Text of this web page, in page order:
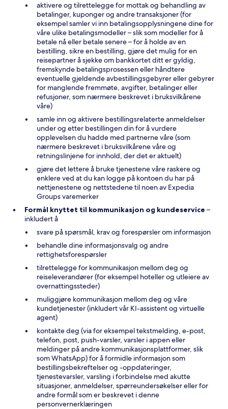
aktivere og tilrettelegge for mottak og behandling av
betalinger, kuponger og andre transaksjoner (for
eksempel samler vi inn betalingsopplysningene dine for
våre ulike betalingsmodeller – slik som modeller for å
betale nå eller betale senere – for å holde av en
bestilling, sikre en bestilling, gjøre det mulig for en
reisepartner å sjekke om bankkortet ditt er gyldig,
fremskynde betalingsprosessen eller håndtere
eventuelle gjeldende avbestillingsgebyrer eller gebyrer
for manglende fremmøte, avgifter, betalinger eller
refusjoner, som nærmere beskrevet i bruksvilkårene
våre)
samle inn og aktivere bestillingsrelaterte anmeldelser
under og etter bestillingen din for å vurdere
opplevelsen du hadde med partnerne våre (som
nærmere beskrevet i bruksvilkårene våre og
retningslinjene for innhold, der det er aktuelt)
gjøre det lettere å bruke tjenestene våre raskere og
enklere ved at du kan logge på kontoen du har på
nettjenestene og nettstedene til noen av Expedia
Groups varemerker
Formål knyttet til kommunikasjon og kundeservice –
inkludert å
svare på spørsmål, krav og forespørsler om informasjon
behandle dine informasjonsvalg og andre
rettighetsforespørsler
tilrettelegge for kommunikasjon mellom deg og
reiseleverandører (for eksempel hoteller og utleiere av
overnattingssteder)
muliggjøre kommunikasjon mellom deg og våre
kundetjenester (inkludert vår KI-assistent og virtuelle
agent)
kontakte deg (via for eksempel tekstmelding, e-post,
telefon, post, push-varsler, varsler i appen eller
meldinger på andre kommunikasjonsplattformer, slik
som WhatsApp) for å formidle informasjon som
bestillingsbekreftelser og -oppdateringer,
tjenestevarsler, varsling i forbindelse med akutte
situasjoner, anmeldelser, spørreundersøkelser eller for
andre formål som er beskrevet i denne
personvernerklæringen